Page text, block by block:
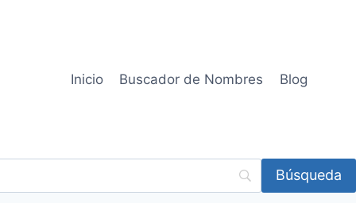
Inicio Buscador de Nombres Blog